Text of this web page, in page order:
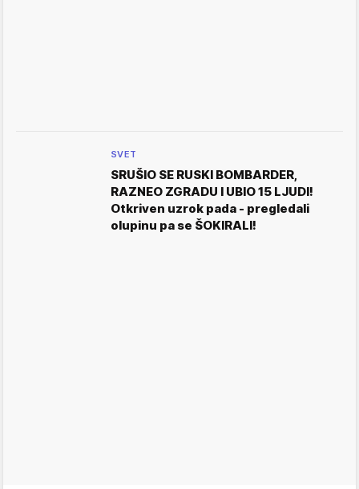
SVET
SRUŠIO SE RUSKI BOMBARDER,
RAZNEO ZGRADU I UBIO 15 LJUDI!
Otkriven uzrok pada - pregledali
olupinu pa se ŠOKIRALI!